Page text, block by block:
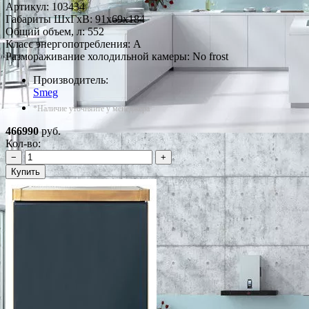
Артикул: 103434
Габариты ШxГxВ: 91x69x184
Общий объем, л: 552
Класс энергопотребления: A
Размораживание холодильной камеры: No frost
Производитель:
Smeg
*Наличие уточняйте у менеджера
466990руб.
Кол-во:
−
+
Купить